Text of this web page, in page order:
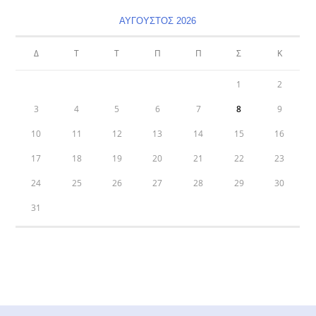
ΑΎΓΟΥΣΤΟΣ 2026
Δ Τ Τ Π Π Σ Κ
1 2
3 4 5 6 7 8 9
10 11 12 13 14 15 16
17 18 19 20 21 22 23
24 25 26 27 28 29 30
31